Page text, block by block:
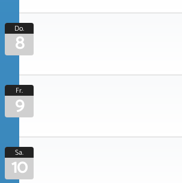
Do.
8
Fr.
9
Sa.
10